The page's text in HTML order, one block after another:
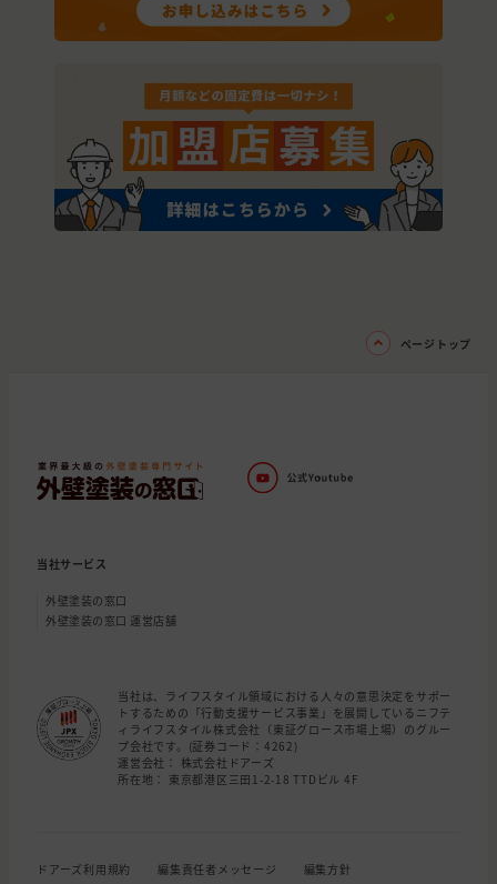
ページトップ
当社サービス
外壁塗装の窓口
外壁塗装の窓口 運営店舗
当社は、ライフスタイル領域における人々の意思決定をサポー
トするための「行動支援サービス事業」を展開しているニフテ
ィライフスタイル株式会社（東証グロース市場上場）のグルー
プ会社です。(証券コード：4262)
運営会社： 株式会社ドアーズ
所在地： 東京都港区三田1-2-18 TTDビル 4F
ドアーズ利用規約 編集責任者メッセージ 編集方針